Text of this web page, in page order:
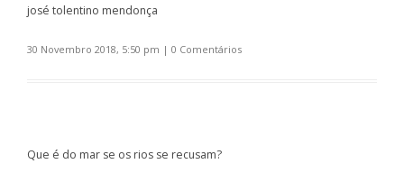
josé tolentino mendonça
30 Novembro 2018, 5:50 pm | 0 Comentários
Que é do mar se os rios se recusam?